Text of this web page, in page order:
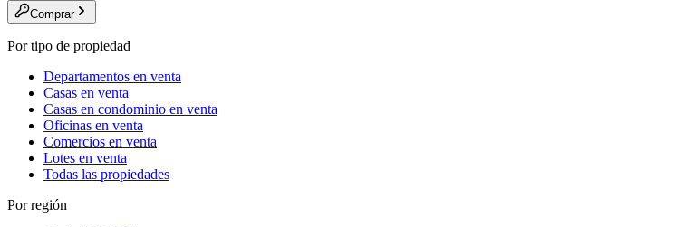
Comprar
Por tipo de propiedad
Departamentos en venta
Casas en venta
Casas en condominio en venta
Oficinas en venta
Comercios en venta
Lotes en venta
Todas las propiedades
Por región